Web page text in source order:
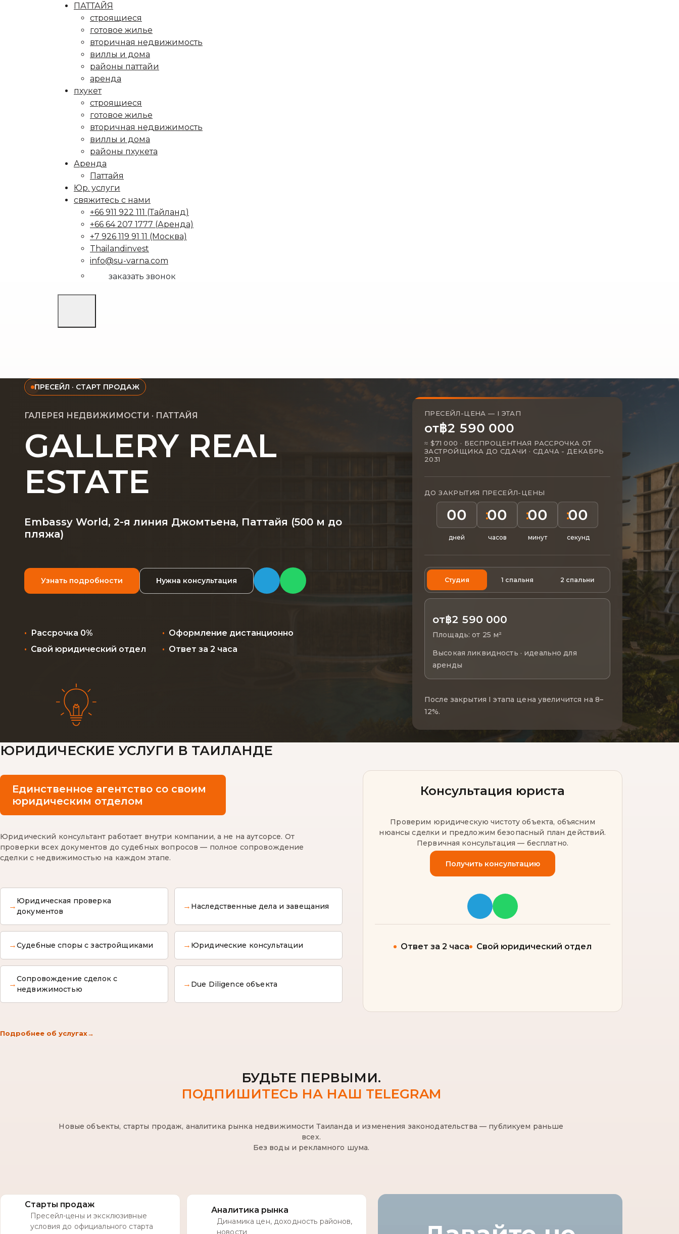
ПАТТАЙЯ
строящиеся
готовое жилье
вторичная недвижимость
виллы и дома
районы паттайи
аренда
пхукет
строящиеся
готовое жилье
вторичная недвижимость
виллы и дома
районы пхукета
Аренда
Паттайя
Юр. услуги
свяжитесь с нами
+66 911 922 111 (Тайланд)
+66 64 207 1777 (Аренда)
+7 926 119 91 11 (Москва)
Thailandinvest
info@su-varna.com
заказать звонок
ПРЕСЕЙЛ · СТАРТ ПРОДАЖ
ГАЛЕРЕЯ НЕДВИЖИМОСТИ · ПАТТАЙЯ
GALLERY REAL
ESTATE
Embassy World, 2-я линия Джомтьена, Паттайя (500 м до
пляжа)
Узнать подробности Нужна консультация
Рассрочка 0%
Оформление дистанционно
Свой юридический отдел
Ответ за 2 часа
ПРЕСЕЙЛ-ЦЕНА — I ЭТАП
от฿2 590 000
≈ $71 000 · БЕСПРОЦЕНТНАЯ РАССРОЧКА ОТ
ЗАСТРОЙЩИКА ДО СДАЧИ · СДАЧА - ДЕКАБРЬ
2031
ДО ЗАКРЫТИЯ ПРЕСЕЙЛ-ЦЕНЫ
00
дней
00
часов
00
минут
00
секунд
Студия 1 спальня 2 спальни
от฿2 590 000
Площадь: от 25 м²
Высокая ликвидность · идеально для
аренды
После закрытия I этапа цена увеличится на 8–
12%.
ЮРИДИЧЕСКИЕ УСЛУГИ В ТАИЛАНДЕ
Единственное агентство со своим
юридическим отделом
Юридический консультант работает внутри компании, а не на аутсорсе. От
проверки всех документов до судебных вопросов — полное сопровождение
сделки с недвижимостью на каждом этапе.
→
Юридическая проверка
документов
→ Наследственные дела и завещания
→Судебные споры с застройщиками → Юридические консультации
→
Сопровождение сделок с
недвижимостью
→ Due Diligence объекта
Подробнее об услугах→
Консультация юриста
Проверим юридическую чистоту объекта, объясним
нюансы сделки и предложим безопасный план действий.
Первичная консультация — бесплатно.
Получить консультацию
Ответ за 2 часа Свой юридический отдел
БУДЬТЕ ПЕРВЫМИ.
ПОДПИШИТЕСЬ НА НАШ TELEGRAM
Новые объекты, старты продаж, аналитика рынка недвижимости Таиланда и изменения законодательства — публикуем раньше
всех.
Без воды и рекламного шума.
Старты продаж
Пресейл-цены и эксклюзивные
условия до официального старта
Аналитика рынка
Динамика цен, доходность районов,
новости